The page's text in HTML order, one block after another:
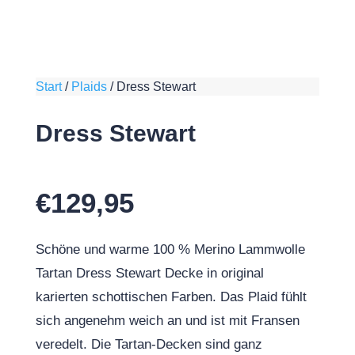
Start/ Plaids/ Dress Stewart
Dress Stewart
€129,95
Schöne und warme 100 % Merino Lammwolle
Tartan Dress Stewart Decke in original
karierten schottischen Farben. Das Plaid fühlt
sich angenehm weich an und ist mit Fransen
veredelt. Die Tartan-Decken sind ganz